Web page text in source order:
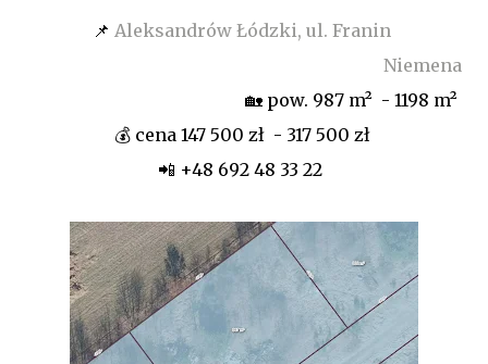
📌 Aleksandrów Łódzki, ul. Franin
Niemena
🏡 pow. 987 m² - 1198 m²
💰 cena 147 500 zł - 317 500 zł
📲 +48 692 48 33 22